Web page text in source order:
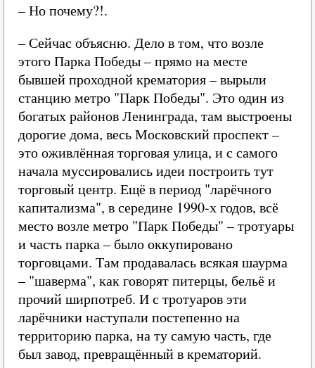
– Но почему?!.
– Сейчас объясню. Дело в том, что возле
этого Парка Победы – прямо на месте
бывшей проходной крематория – вырыли
станцию метро "Парк Победы". Это один из
богатых районов Ленинграда, там выстроены
дорогие дома, весь Московский проспект –
это оживлённая торговая улица, и с самого
начала муссировались идеи построить тут
торговый центр. Ещё в период "ларёчного
капитализма", в середине 1990-х годов, всё
место возле метро "Парк Победы" – тротуары
и часть парка – было оккупировано
торговцами. Там продавалась всякая шаурма
– "шаверма", как говорят питерцы, бельё и
прочий ширпотреб. И с тротуаров эти
ларёчники наступали постепенно на
территорию парка, на ту самую часть, где
был завод, превращённый в крематорий.